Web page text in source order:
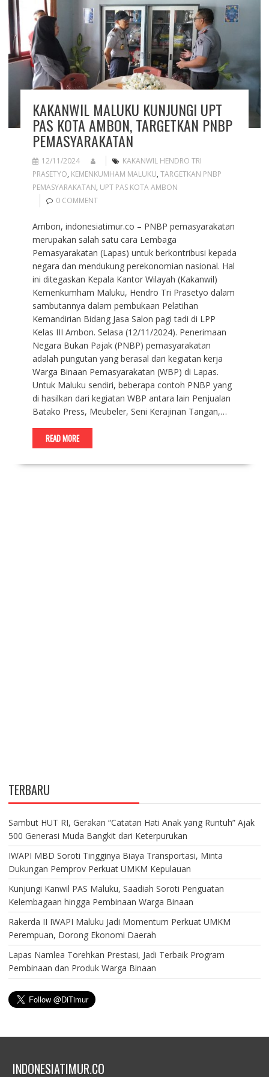
KAKANWIL MALUKU KUNJUNGI UPT
PAS KOTA AMBON, TARGETKAN PNBP
PEMASYARAKATAN
12/11/2024
KAKANWIL HENDRO TRI
PRASETYO, KEMENKUMHAM MALUKU, TARGETKAN PNBP
PEMASYARAKATAN, UPT PAS KOTA AMBON
0 COMMENT
Ambon, indonesiatimur.co – PNBP pemasyarakatan
merupakan salah satu cara Lembaga
Pemasyarakatan (Lapas) untuk berkontribusi kepada
negara dan mendukung perekonomian nasional. Hal
ini ditegaskan Kepala Kantor Wilayah (Kakanwil)
Kemenkumham Maluku, Hendro Tri Prasetyo dalam
sambutannya dalam pembukaan Pelatihan
Kemandirian Bidang Jasa Salon pagi tadi di LPP
Kelas III Ambon. Selasa (12/11/2024). Penerimaan
Negara Bukan Pajak (PNBP) pemasyarakatan
adalah pungutan yang berasal dari kegiatan kerja
Warga Binaan Pemasyarakatan (WBP) di Lapas.
Untuk Maluku sendiri, beberapa contoh PNBP yang
di hasilkan dari kegiatan WBP antara lain Penjualan
Batako Press, Meubeler, Seni Kerajinan Tangan,…
READ MORE
TERBARU
Sambut HUT RI, Gerakan “Catatan Hati Anak yang Runtuh” Ajak
500 Generasi Muda Bangkit dari Keterpurukan
IWAPI MBD Soroti Tingginya Biaya Transportasi, Minta
Dukungan Pemprov Perkuat UMKM Kepulauan
Kunjungi Kanwil PAS Maluku, Saadiah Soroti Penguatan
Kelembagaan hingga Pembinaan Warga Binaan
Rakerda II IWAPI Maluku Jadi Momentum Perkuat UMKM
Perempuan, Dorong Ekonomi Daerah
Lapas Namlea Torehkan Prestasi, Jadi Terbaik Program
Pembinaan dan Produk Warga Binaan
INDONESIATIMUR.CO